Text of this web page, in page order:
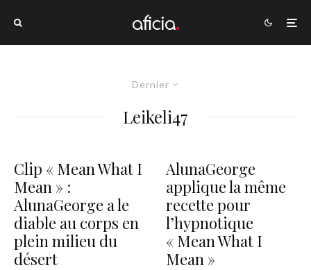
Dernier
Leikeli47
Clip « Mean What I
Mean » :
AlunaGeorge a le
diable au corps en
plein milieu du
désert
AlunaGeorge
applique la même
recette pour
l’hypnotique
« Mean What I
Mean »